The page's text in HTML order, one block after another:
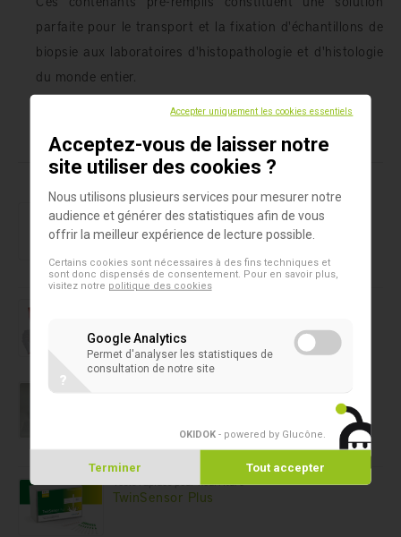
parfaite pour le transport et la fixation d'échantillons de
biopsie aux laboratoires d'histopathologie et d'histologie
du monde entier.
Produits dans cet assortiment
Histologie & Pathologie
Paraplast Plus - Paraffine
Tests rapides pour nourriture
TwinSensor Plus
Accepter uniquement les cookies essentiels
Acceptez-vous de laisser notre
site utiliser des cookies ?
Nous utilisons plusieurs services pour mesurer notre
audience et générer des statistiques afin de vous
offrir la meilleur expérience de lecture possible.
Certains cookies sont nécessaires à des fins techniques et
sont donc dispensés de consentement. Pour en savoir plus,
visitez notre politique des cookies
Google Analytics
Permet d'analyser les statistiques de
consultation de notre site
?
OKIDOK - powered by Glucône.
Terminer Tout accepter